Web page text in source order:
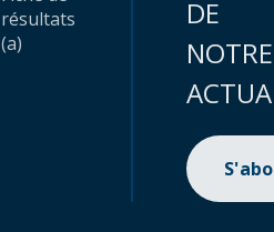
résultats
(a)
DE
NOTRE